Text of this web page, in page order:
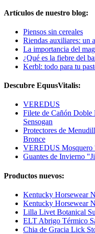
Artículos de nuestro blog:
Piensos sin cereales
Riendas auxiliares: un
La importancia del
¿Qué es la fiebre del
Kerbl: todo para tu
Descubre EquusVitalis:
VEREDUS
Filete de Cañón Doble
Sensogan
Protectores de
Bronce
VEREDUS
Guantes de Invierno
Productos nuevos:
Kentucky Horsewear
Kentucky Horsewear
Lilla Livet Botanical
ELT Abrigo Térmico
Chia de Gracia Lick